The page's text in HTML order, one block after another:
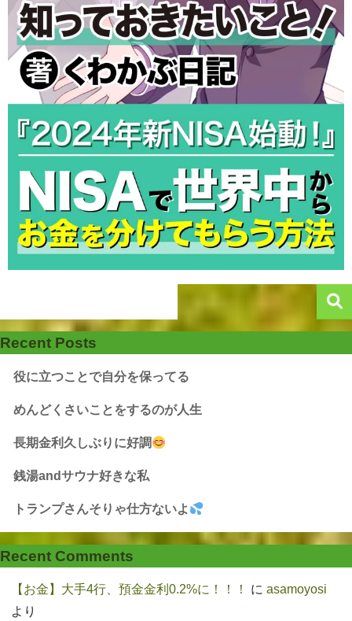
Recent Posts
役に立つことで自分を保ってる
めんどくさいことをするのが人生
長期金利久しぶりに好調
銭湯andサウナ好きな私
トランプさんそりゃ仕方ないよ
Recent Comments
【お金】大手4行、預金金利0.2%に！！！ に asamoyosi
より